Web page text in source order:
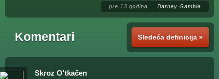
pre 13 godina Barney Gamble
Sledeća definicija »
Komentari
Skroz O'tkačen